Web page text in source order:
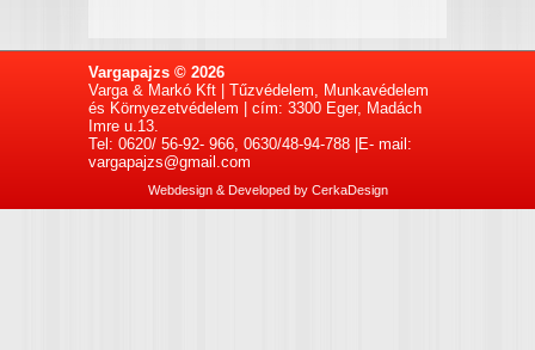
Vargapajzs © 2026
Varga & Markó Kft | Tűzvédelem, Munkavédelem
és Környezetvédelem | cím: 3300 Eger, Madách
Imre u.13.
Tel: 0620/ 56-92- 966, 0630/48-94-788 |E- mail:
vargapajzs@gmail.com
Webdesign & Developed by CerkaDesign